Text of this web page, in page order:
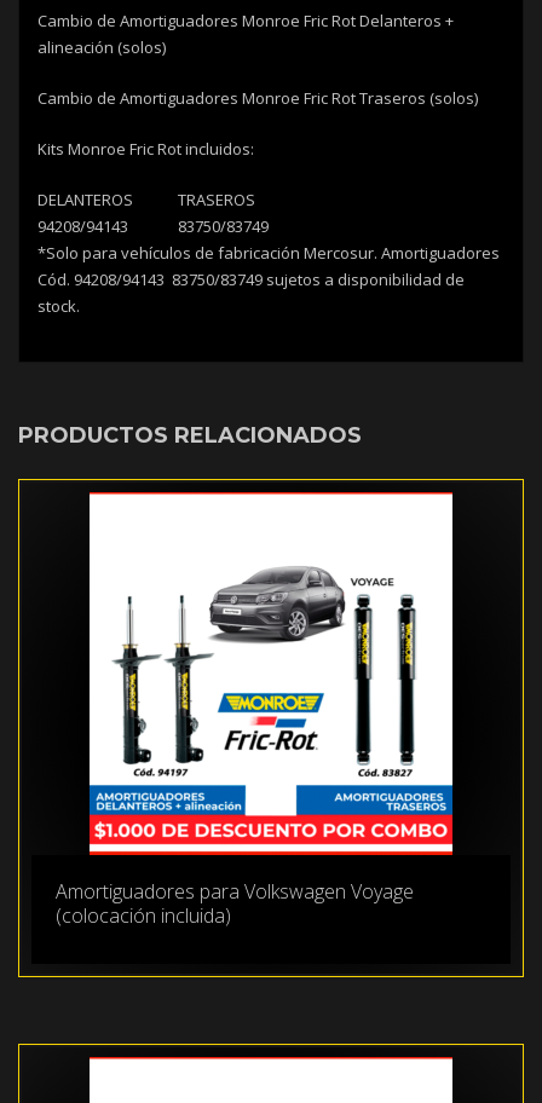
Cambio de Amortiguadores Monroe Fric Rot Delanteros +
alineación (solos)
Cambio de Amortiguadores Monroe Fric Rot Traseros (solos)
Kits Monroe Fric Rot incluidos:
DELANTEROS
TRASEROS
94208/94143
83750/83749
*Solo para vehículos de fabricación Mercosur. Amortiguadores
Cód. 94208/94143 83750/83749 sujetos a disponibilidad de
stock.
PRODUCTOS RELACIONADOS
Amortiguadores para Volkswagen Voyage
(colocación incluida)